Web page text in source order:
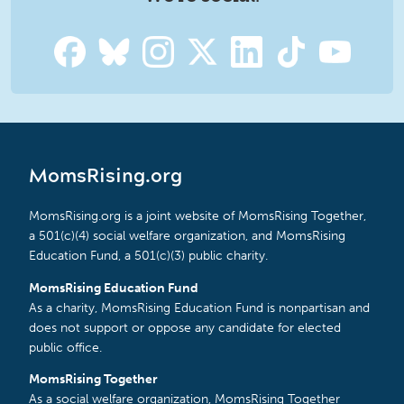
MomsRising.org
MomsRising.org is a joint website of MomsRising Together,
a 501(c)(4) social welfare organization, and MomsRising
Education Fund, a 501(c)(3) public charity.
MomsRising Education Fund
As a charity, MomsRising Education Fund is nonpartisan and
does not support or oppose any candidate for elected
public office.
MomsRising Together
As a social welfare organization, MomsRising Together